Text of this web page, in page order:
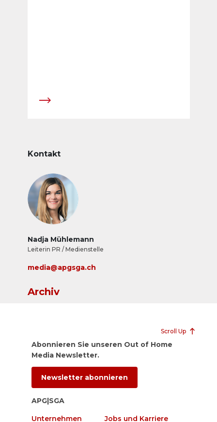
Kontakt
Nadja Mühlemann
Leiterin PR / Medienstelle
media@apgsga.ch
Archiv
Scroll Up
Abonnieren Sie unseren Out of Home
Media Newsletter.
Newsletter abonnieren
APG|SGA
Unternehmen Jobs und Karriere